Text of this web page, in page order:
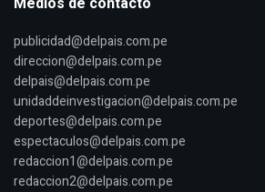
publicidad@delpais.com.pe
direccion@delpais.com.pe
delpais@delpais.com.pe
unidaddeinvestigacion@delpais.com.pe
deportes@delpais.com.pe
espectaculos@delpais.com.pe
redaccion1@delpais.com.pe
redaccion2@delpais.com.pe